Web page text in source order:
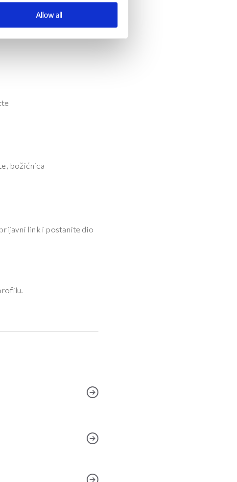
Allow all
božićnica
link i postanite dio